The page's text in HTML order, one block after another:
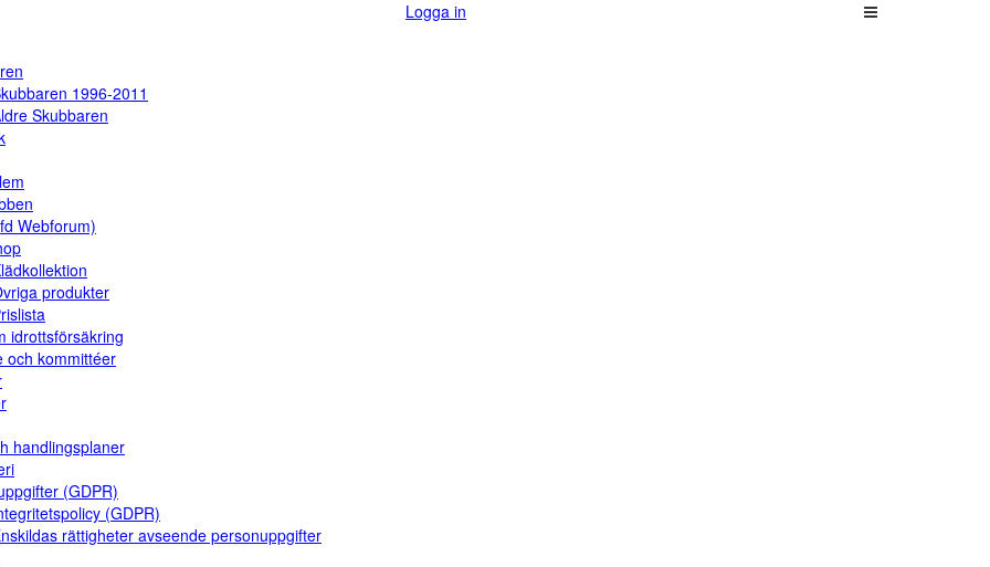
Logga in
1996-2011
Skubbaren
Webforum)
produkter
idrottsförsäkring
och kommittéer
handlingsplaner
(GDPR)
(GDPR)
rättigheter avseende personuppgifter